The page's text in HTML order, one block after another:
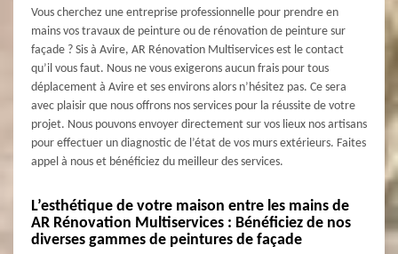
Vous cherchez une entreprise professionnelle pour prendre en
mains vos travaux de peinture ou de rénovation de peinture sur
façade ? Sis à Avire, AR Rénovation Multiservices est le contact
qu’il vous faut. Nous ne vous exigerons aucun frais pour tous
déplacement à Avire et ses environs alors n’hésitez pas. Ce sera
avec plaisir que nous offrons nos services pour la réussite de votre
projet. Nous pouvons envoyer directement sur vos lieux nos artisans
pour effectuer un diagnostic de l’état de vos murs extérieurs. Faites
appel à nous et bénéficiez du meilleur des services.
L’esthétique de votre maison entre les mains de
AR Rénovation Multiservices : Bénéficiez de nos
diverses gammes de peintures de façade